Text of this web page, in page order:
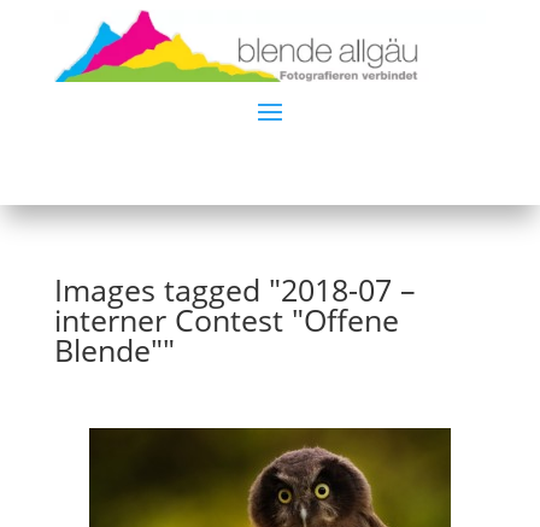
Images tagged "2018-07 –
interner Contest "Offene
Blende""